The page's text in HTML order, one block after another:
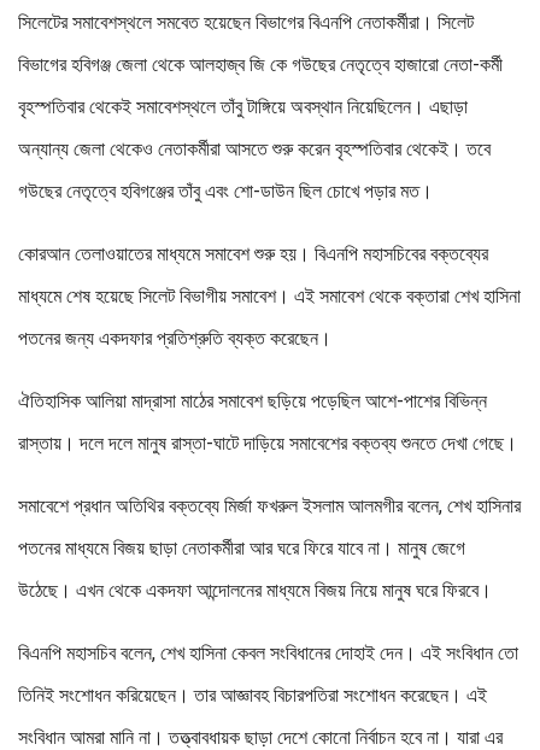
সিলেটের সমাবেশস্থলে সমবেত হয়েছেন বিভাগের বিএনপি নেতাকর্মীরা। সিলেট
বিভাগের হবিগঞ্জ জেলা থেকে আলহাজ্ব জি কে গউছের নেতৃত্বে হাজারো নেতা-কর্মী
বৃহস্পতিবার থেকেই সমাবেশস্থলে তাঁবু টাঙ্গিয়ে অবস্থান নিয়েছিলেন। এছাড়া
অন্যান্য জেলা থেকেও নেতাকর্মীরা আসতে শুরু করেন বৃহস্পতিবার থেকেই। তবে
গউছের নেতৃত্বে হবিগঞ্জের তাঁবু এবং শো-ডাউন ছিল চোখে পড়ার মত।
কোরআন তেলাওয়াতের মাধ্যমে সমাবেশ শুরু হয়। বিএনপি মহাসচিবের বক্তব্যের
মাধ্যমে শেষ হয়েছে সিলেট বিভাগীয় সমাবেশ। এই সমাবেশ থেকে বক্তারা শেখ হাসিনা
পতনের জন্য একদফার প্রতিশ্রুতি ব্যক্ত করেছেন।
ঐতিহাসিক আলিয়া মাদ্রাসা মাঠের সমাবেশ ছড়িয়ে পড়েছিল আশে-পাশের বিভিন্ন
রাস্তায়। দলে দলে মানুষ রাস্তা-ঘাটে দাড়িয়ে সমাবেশের বক্তব্য শুনতে দেখা গেছে।
সমাবেশে প্রধান অতিথির বক্তব্যে মির্জা ফখরুল ইসলাম আলমগীর বলেন, শেখ হাসিনার
পতনের মাধ্যমে বিজয় ছাড়া নেতাকর্মীরা আর ঘরে ফিরে যাবে না। মানুষ জেগে
উঠেছে। এখন থেকে একদফা আন্দোলনের মাধ্যমে বিজয় নিয়ে মানুষ ঘরে ফিরবে।
বিএনপি মহাসচিব বলেন, শেখ হাসিনা কেবল সংবিধানের দোহাই দেন। এই সংবিধান তো
তিনিই সংশোধন করিয়েছেন। তার আজ্ঞাবহ বিচারপতিরা সংশোধন করেছেন। এই
সংবিধান আমরা মানি না। তত্ত্বাবধায়ক ছাড়া দেশে কোনো নির্বাচন হবে না। যারা এর